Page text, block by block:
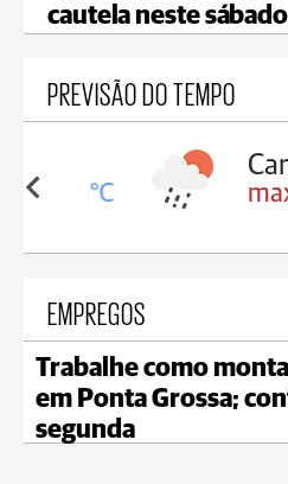
cautela neste
PREVISÃO DO TEMPO
18°C max
EMPREGOS
Trabalhe como
em Ponta Grossa;
segunda